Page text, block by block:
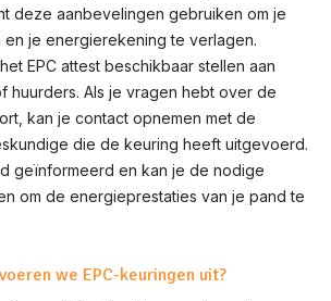
deze aanbevelingen gebruiken om je
je energierekening te verlagen.
EPC attest beschikbaar stellen aan
huurders. Als je vragen hebt over de
kan je contact opnemen met de
die de keuring heeft uitgevoerd.
geïnformeerd en kan je de nodige
om de energieprestaties van je pand te
we EPC-keuringen uit?